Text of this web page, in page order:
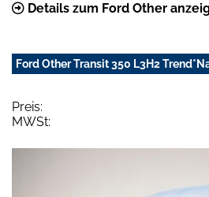
Details zum Ford Other
Ford Other Transit 350 L3H2
Preis:
MWSt: